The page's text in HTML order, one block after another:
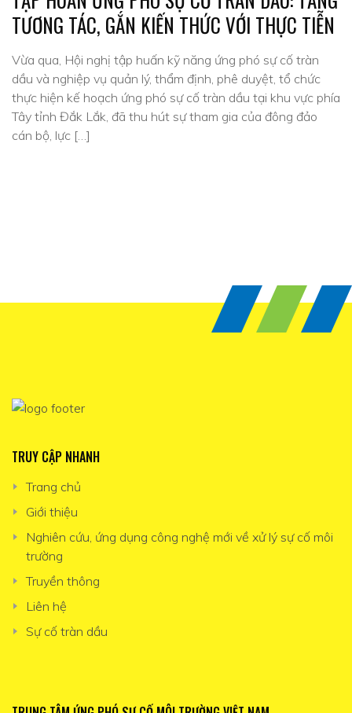
TƯƠNG TÁC, GẮN KIẾN THỨC VỚI THỰC TIỄN
Vừa qua, Hội nghị tập huấn kỹ năng ứng phó sự cố tràn
dầu và nghiệp vụ quản lý, thẩm định, phê duyệt, tổ chức
thực hiện kế hoạch ứng phó sự cố tràn dầu tại khu vực phía
Tây tỉnh Đắk Lắk, đã thu hút sự tham gia của đông đảo
cán bộ, lực […]
TRUY CẬP NHANH
Trang chủ
Giới thiệu
Nghiên cứu, ứng dụng công nghệ mới về xử lý sự cố môi
trường
Truyền thông
Liên hệ
Sự cố tràn dầu